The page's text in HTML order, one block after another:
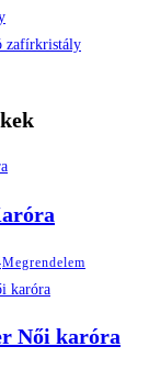
zafírkristály
Megrendelem
Női karóra